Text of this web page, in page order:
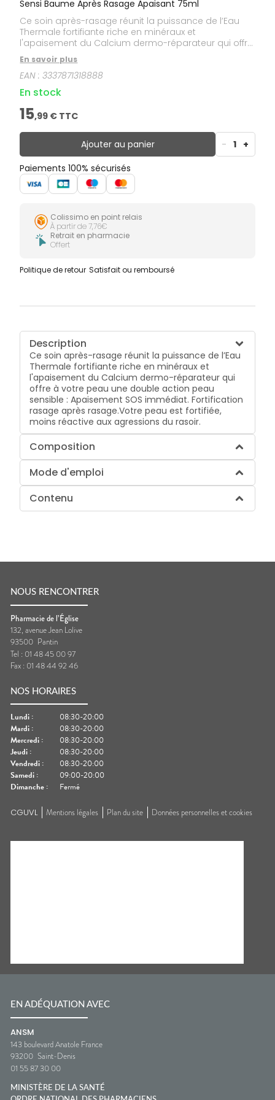
Sensi Baume Après Rasage Apaisant 75ml
Ce soin après-rasage réunit la puissance de l’Eau
Thermale fortifiante riche en minéraux et
l'apaisement du Calcium dermo-réparateur qui offre
à votre peau une double action peau sensible :
Apaisement SOS immédiat. Fortification rasage
après rasage.Votre peau est fortifiée, moins réactive
aux agressions du rasoir.
En savoir plus
EAN :3337871318888
En stock
15,99 € TTC
Ajouter au panier - 1 +
Paiements 100% sécurisés
Colissimo en point relais
À partir de 7,76€
Retrait en pharmacie
Offert
Politique de retour Satisfait ou remboursé
Description
Ce soin après-rasage réunit la puissance de l’Eau
Thermale fortifiante riche en minéraux et
l'apaisement du Calcium dermo-réparateur qui
offre à votre peau une double action peau
sensible : Apaisement SOS immédiat. Fortification
rasage après rasage.Votre peau est fortifiée,
moins réactive aux agressions du rasoir.
Composition
Mode d'emploi
Contenu
NOUS RENCONTRER
Pharmacie de l’Église
132, avenue Jean Lolive
93500 Pantin
Tel : 01 48 45 00 97
Fax : 01 48 44 92 46
NOS HORAIRES
Lundi :
08:30-20:00
Mardi :
08:30-20:00
Mercredi :
08:30-20:00
Jeudi :
08:30-20:00
Vendredi :
08:30-20:00
Samedi :
09:00-20:00
Dimanche : Fermé
CGUVL Mentions légales Plan du site Données personnelles et cookies
EN ADÉQUATION AVEC
ANSM
143 boulevard Anatole France
93200 Saint-Denis
01 55 87 30 00
MINISTÈRE DE LA SANTÉ